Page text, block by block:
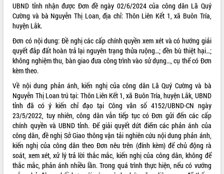
THÔNG TIN CHỈ ĐẠO ĐIỀU HÀNH
VĂN BẢN HĐND TỈNH
ĐIỂM TIN VĂN BẢN
QUY HOẠCH - KẾ HOẠCH
UBND tỉnh nhận được Đơn đề ngày 02/6/2024 của công dân Lã Quý
Cường và bà Nguyễn Thị Loan, địa chỉ: Thôn Liên Kết 1, xã Buôn Tría,
huyện Lắk.
Đơn có nội dung: Đề nghị các cấp chính quyền xem xét và có hướng giải
quyết đắp đất hoàn trả lại nguyên trạng thửa ruộng…; đền bù thiệt hại…;
không nghiệm thu, bàn giao đưa công trình vào sử dụng…, cụ thể có Đơn
kèm theo.
Về nội dung phản ánh, kiến nghị của công dân Lã Quý Cường và bà
Nguyễn Thị Loan trú tại: Thôn Liên Kết 1, xã Buôn Tría, huyện Lắk, UBND
tỉnh đã có ý kiến chỉ đạo tại Công văn số 4152/UBND-CN ngày
23/5/2022, tuy nhiên, công dân vẫn tiếp tục có Đơn gửi đến các cấp
chính quyền và UBND tỉnh. Để giải quyết dứt điểm các phản ánh của
công dân, đề nghị Sở Giao thông vận tải nghiên cứu nội dung phản ánh,
kiến nghị của công dân theo Đơn nêu trên (đính kèm) để chủ động rà
soát, xem xét, xử lý trả lời thắc mắc, kiến nghị của công dân, không để
thắc mắc, phản ánh nhiều lần. Trong quá trình thực hiện, nếu có vướng